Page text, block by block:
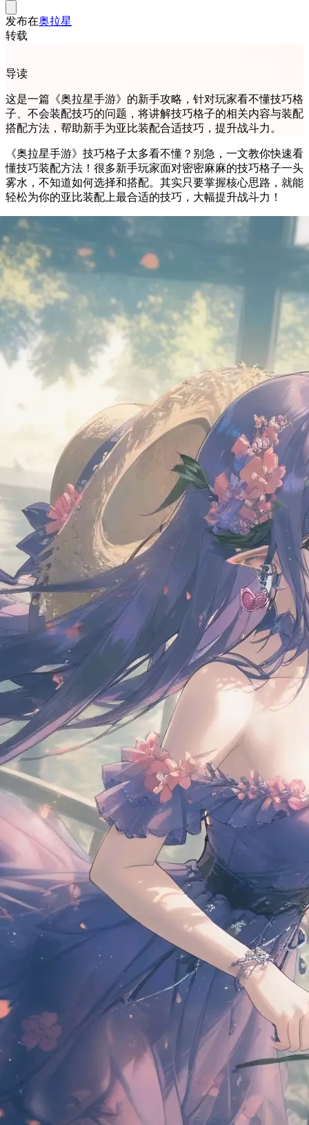
发布在奥拉星
转载
导读
这是一篇《奥拉星手游》的新手攻略，针对玩家看不懂技巧格
子、不会装配技巧的问题，将讲解技巧格子的相关内容与装配
搭配方法，帮助新手为亚比装配合适技巧，提升战斗力。
《奥拉星手游》技巧格子太多看不懂？别急，一文教你快速看
懂技巧装配方法！很多新手玩家面对密密麻麻的技巧格子一头
雾水，不知道如何选择和搭配。其实只要掌握核心思路，就能
轻松为你的亚比装配上最合适的技巧，大幅提升战斗力！